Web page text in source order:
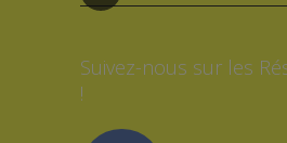
Suivez-nous sur les
!